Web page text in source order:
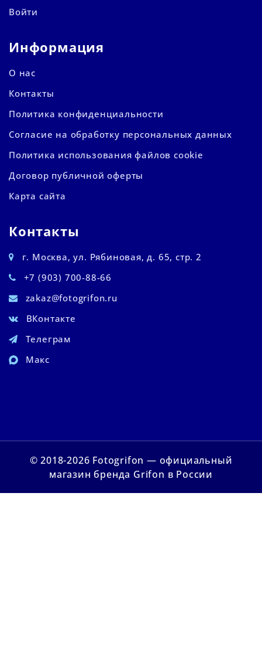
Войти
Информация
О нас
Контакты
Политика конфиденциальности
Согласие на обработку персональных данных
Политика использования файлов cookie
Договор публичной оферты
Карта сайта
Контакты
г. Москва, ул. Рябиновая, д. 65, стр. 2
+7 (903) 700-88-66
zakaz@fotogrifon.ru
ВКонтакте
Телеграм
Макс
© 2018-2026 Fotogrifon — официальный
магазин бренда Grifon в России